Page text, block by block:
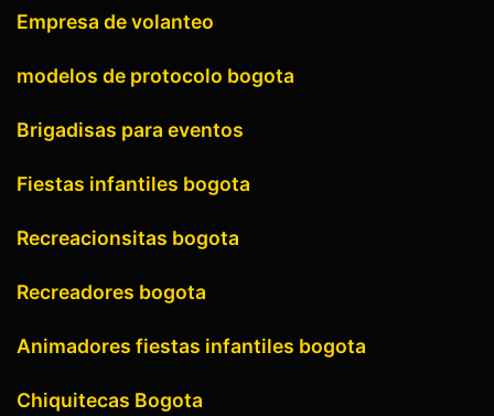
Empresa de volanteo
modelos de protocolo bogota
Brigadisas para eventos
Fiestas infantiles bogota
Recreacionsitas bogota
Recreadores bogota
Animadores fiestas infantiles bogota
Chiquitecas Bogota